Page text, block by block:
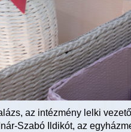
az intézmény lelki
Szabó Ildikót, az